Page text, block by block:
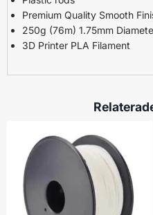
Premium Quality Smooth
250g (76m) 1.75mm
3D Printer PLA Filament